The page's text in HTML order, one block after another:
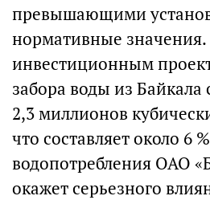
превышающими
нормативные
инвестиционным
забора воды из Байкала
2,3 миллионов
что составляет около 6
водопотребления ОАО
окажет серьезного